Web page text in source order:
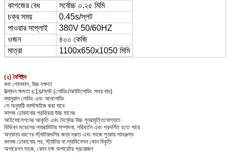
কাগজের বেধ
সর্বোচ্চ ০.২৫ মিমি
চক্র সময়
0.45s/স্লট
পাওয়ার সাপ্লাই
380V 50/60HZ
ওজন
৪০০ কেজি
মাত্রা
1100x650x1050 মিমি
(২) বৈশিষ্ট্য
কম গোলমাল, উচ্চ দক্ষতা
উত্পাদন ক্ষমতা ≤1s/স্লট (লোডিং/আউটলোডিং সময় বাদ)
ম্যানুয়াল লোডিং এবং আনলোডিং
সে অনুযায়ী কাস্টমাইজ করা যাবে
কাগজ ঢোকানোর প্রক্রিয়া উচ্চ মানের
আইসোলেশনের আকৃতি এবং দৈর্ঘ্যের উচ্চ পুনরাবৃত্তিযোগ্যতা
বিভিন্ন মডেলের প্যারামিটার সম্পাদনা, পরিবর্তন এবং প্রদর্শিত হতে পারে
অন্যান্য ধরণের স্ট্যাটারগুলির জন্য দ্রুত এবং সহজ পুনরায় সামঞ্জস্য
কাগজ ঢোকানোর পর, স্ট্যাটার বা ল্যামিনেশন কোন বিকৃতি
অপারেশন সহজ, কোন দক্ষ অপারেটর প্রয়োজন